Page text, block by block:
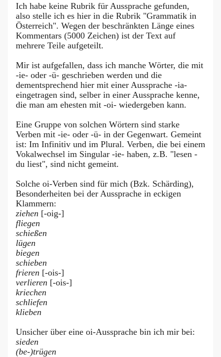
Ich habe keine Rubrik für Aussprache gefunden,
also stelle ich es hier in die Rubrik "Grammatik in
Österreich". Wegen der beschränkten Länge eines
Kommentars (5000 Zeichen) ist der Text auf
mehrere Teile aufgeteilt.
Mir ist aufgefallen, dass ich manche Wörter, die mit
-ie- oder -ü- geschrieben werden und die
dementsprechend hier mit einer Aussprache -ia-
eingetragen sind, selber in einer Aussprache kenne,
die man am ehesten mit -oi- wiedergeben kann.
Eine Gruppe von solchen Wörtern sind starke
Verben mit -ie- oder -ü- in der Gegenwart. Gemeint
ist: Im Infinitiv und im Plural. Verben, die bei einem
Vokalwechsel im Singular -ie- haben, z.B. "lesen -
du liest", sind nicht gemeint.
Solche oi-Verben sind für mich (Bzk. Schärding),
Besonderheiten bei der Aussprache in eckigen
Klammern:
ziehen [-oig-]
fliegen
schießen
lügen
biegen
schieben
frieren [-ois-]
verlieren [-ois-]
kriechen
schliefen
klieben
Unsicher über eine oi-Aussprache bin ich mir bei:
sieden
(be-)trügen